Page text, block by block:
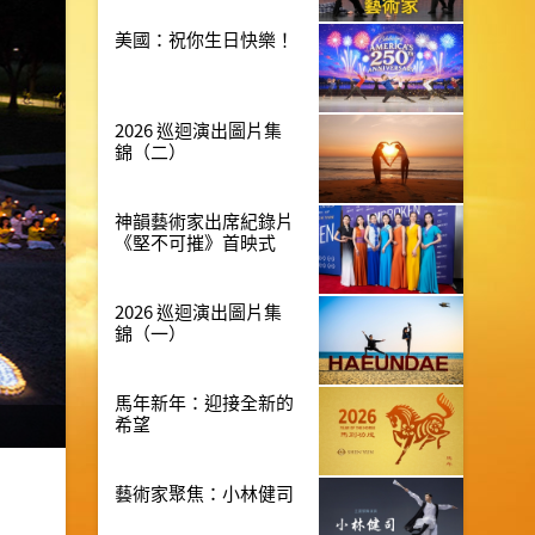
美國：祝你生日快樂！
2026 巡迴演出圖片集
錦（二）
神韻藝術家出席紀錄片
《堅不可摧》首映式
2026 巡迴演出圖片集
錦（一）
馬年新年：迎接全新的
希望
藝術家聚焦：小林健司